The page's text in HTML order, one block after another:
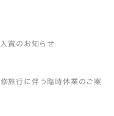
賞のお知らせ
行に伴う臨時休業のご案